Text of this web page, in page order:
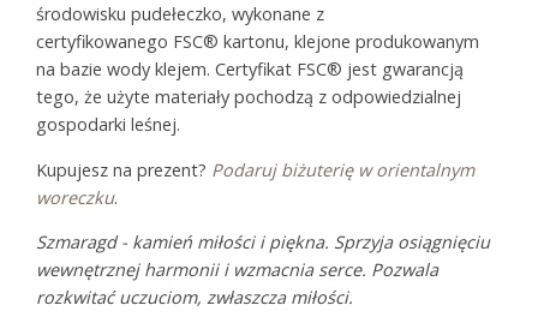
środowisku pudełeczko, wykonane z
certyfikowanego FSC® kartonu, klejone produkowanym
na bazie wody klejem. Certyfikat FSC® jest gwarancją
tego, że użyte materiały pochodzą z odpowiedzialnej
gospodarki leśnej.
Kupujesz na prezent? Podaruj biżuterię w orientalnym
woreczku.
Szmaragd - kamień miłości i piękna. Sprzyja osiągnięciu
wewnętrznej harmonii i wzmacnia serce. Pozwala
rozkwitać uczuciom, zwłaszcza miłości.